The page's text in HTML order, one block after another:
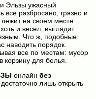
Эльзы ужасный
все разбросано, грязно и
на своем месте.
и весел, выглядит
Что ж, подобные
наводить порядок.
все по местам: мусор
для белья.
онлайн без
достаточно лишь открыть